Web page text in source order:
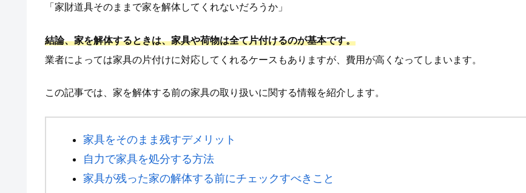
「家財道具そのままで家を解体してくれないだろうか」
結論、家を解体するときは、家具や荷物は全て片付けるのが基本です。
業者によっては家具の片付けに対応してくれるケースもありますが、費用が高くなってしまいます。
この記事では、家を解体する前の家具の取り扱いに関する情報を紹介します。
家具をそのまま残すデメリット
自力で家具を処分する方法
家具が残った家の解体する前にチェックすべきこと